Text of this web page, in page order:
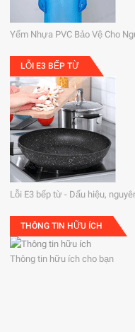
Yếm Nhựa PVC Bảo Vệ Cho
LỖI E3 BẾP TỪ
Lỗi E3 bếp từ - Dấu hiệu,
THÔNG TIN HỮU ÍCH
Thông tin hữu ích cho bạn